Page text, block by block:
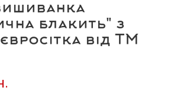
блакить" з
від ТМ